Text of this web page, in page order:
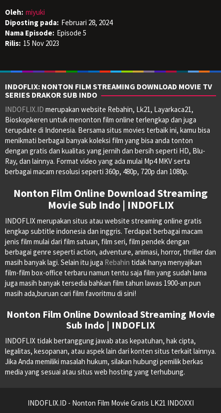
Oleh: miyuki
Diposting pada: Februari 28, 2024
Nama Episode: Episode 5
Rilis: 15 Nov 2023
INDOFLIX: NONTON FILM STREAMING DOWNLOAD MOVIE TV
SERIES DRAKOR SUB INDO
INDOFLIX.ID merupakan website Rebahin, Lk21, Layarkaca21,
Bioskopkeren untuk menonton film online terlengkap dan juga
terupdate di Indonesia. Bersama situs movies terbaik ini, kamu bisa
menikmati berbagai banyak koleksi film yang bisa anda tonton
dengan gratis dan kualitas yang jernih dan bersih seperti HD, Blu-
Ray, dan lainnya. Format video yang ada mulai Mp4 MKV serta
berbagai macam resolusi seperti 360p, 480p, 720p dan 1080p.
Nonton Film Online Download Streaming
Movie Sub Indo | INDOFLIX
INDOFLIX merupakan situs atau website streaming online gratis
lengkap subtitle indonesia dan inggris. Terdapat berbagai macam
jenis film mulai dari film satuan, film seri, film pendek dengan
berbagai genre seperti action, adventure, animasi, horror, thriller dan
masih banyak lagi. Selain itu juga Rebahin tidak hanya menyajikan
film-film box-office terbaru namun tentu saja film yang sudah lama
juga masih banyak tersedia bahkan film tahun lawas 1900-an pun
masih ada,buruan cari film favoritmu di sini!
Nonton Film Online Download Streaming Movie
Sub Indo | INDOFLIX
INDOFLIX tidak bertanggung jawab atas kepatuhan, hak cipta,
legalitas, kesopanan, atau aspek lain dari konten situs terkait lainnya.
Jika Anda memiliki masalah hukum, silakan hubungi pemilik berkas
media yang sesuai atau situs web hosting yang terhubung.
INDOFLIX.ID - Nonton Film Movie Gratis LK21 INDOXXI